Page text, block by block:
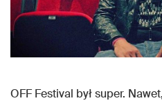
OFF Festival był super.